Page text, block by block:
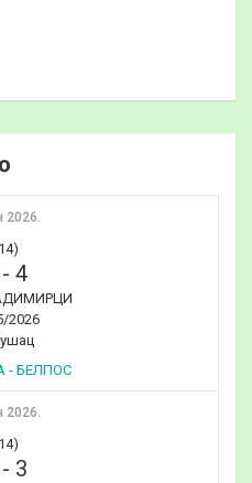
2026.
- 4
2026
- БЕЛПОС
2026.
- 3